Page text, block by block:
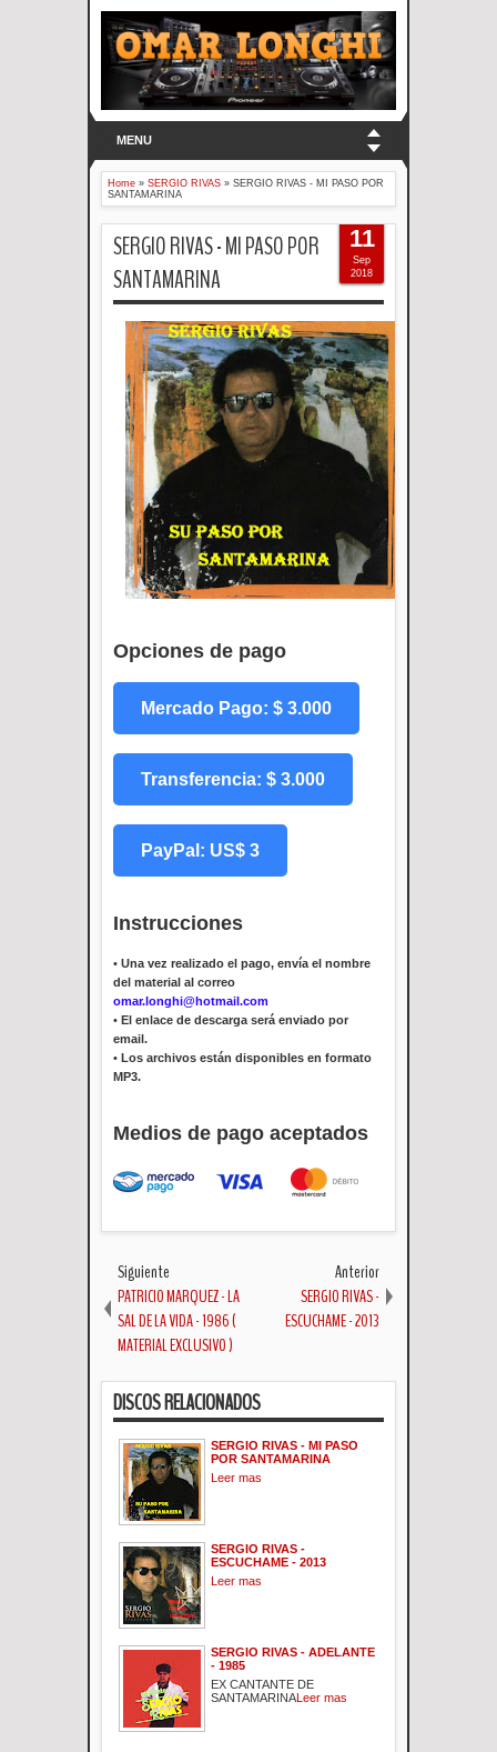
MENU
Home » SERGIO RIVAS » SERGIO RIVAS - MI PASO POR
SANTAMARINA
SERGIO RIVAS - MI PASO POR
SANTAMARINA
Opciones de pago
Mercado Pago: $ 3.000
Transferencia: $ 3.000
PayPal: US$ 3
Instrucciones
• Una vez realizado el pago, envía el nombre
del material al correo
omar.longhi@hotmail.com
• El enlace de descarga será enviado por
email.
• Los archivos están disponibles en formato
MP3.
Medios de pago aceptados
11
Sep
2018
Siguiente
PATRICIO MARQUEZ - LA
SAL DE LA VIDA - 1986 (
MATERIAL EXCLUSIVO )
Anterior
SERGIO RIVAS -
ESCUCHAME - 2013
DISCOS RELACIONADOS
SERGIO RIVAS - MI PASO
POR SANTAMARINA
Leer mas
SERGIO RIVAS -
ESCUCHAME - 2013
Leer mas
SERGIO RIVAS - ADELANTE
- 1985
EX CANTANTE DE
SANTAMARINALeer mas